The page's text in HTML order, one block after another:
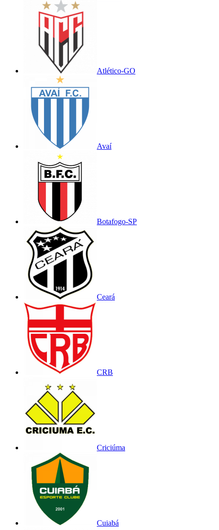
Atlético-GO
Avaí
Botafogo-SP
Ceará
CRB
Criciúma
Cuiabá